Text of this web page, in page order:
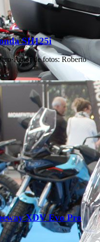
SH125i
·Autor de fotos: Roberto
XDV Evo Pro